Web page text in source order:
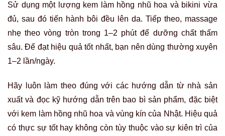
Sử dụng một lượng kem làm hồng nhũ hoa và bikini vừa
đủ, sau đó tiến hành bôi đều lên da. Tiếp theo, massage
nhẹ theo vòng tròn trong 1–2 phút để dưỡng chất thấm
sâu. Để đạt hiệu quả tốt nhất, bạn nên dùng thường xuyên
1–2 lần/ngày.
Hãy luôn làm theo đúng với các hướng dẫn từ nhà sản
xuất và đọc kỹ hướng dẫn trên bao bì sản phẩm, đặc biệt
với kem làm hồng nhũ hoa và vùng kín của Nhật. Hiệu quả
có thực sự tốt hay không còn tùy thuộc vào sự kiên trì của